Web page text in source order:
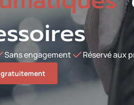
Sans engagement Réservé aux